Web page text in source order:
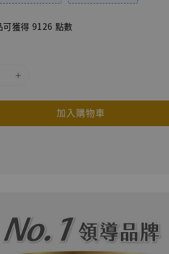
可獲得 9126 點數
加入購物車